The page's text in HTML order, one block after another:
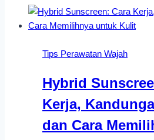
Tips Perawatan Wajah
Hybrid
Kerja,
dan Cara